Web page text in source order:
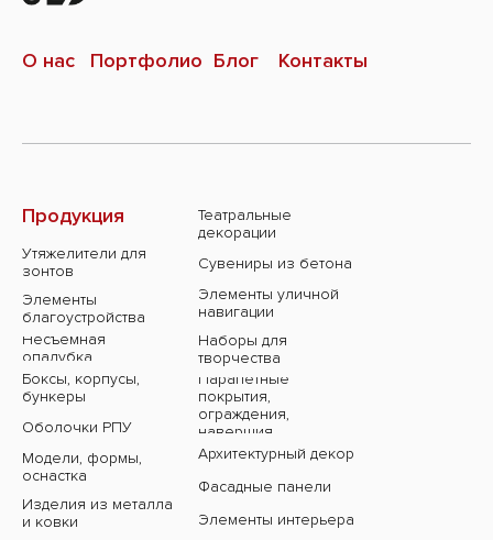
Контакты
Блог
Портфолио
О нас
Элементы интерьера
Фасадные панели
Архитектурный декор
Парапетные
покрытия,
ограждения,
навершия
Наборы для
творчества
Элементы уличной
навигации
Сувениры из бетона
Театральные
декорации
Изделия из металла
и ковки
Модели, формы,
оснастка
Оболочки РПУ
Боксы, корпусы,
бункеры
Несъемная
опалубка
Элементы
благоустройства
Утяжелители для
зонтов
Продукция